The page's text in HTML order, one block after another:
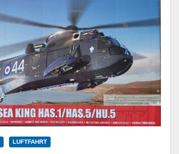
LUFTFAHRT